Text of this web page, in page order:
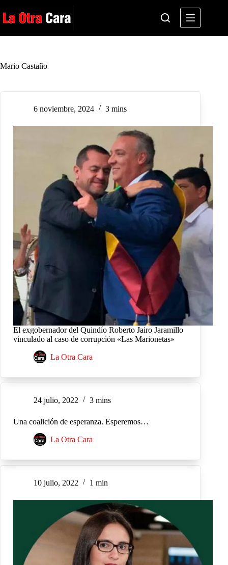
al
contenido
Mario Castaño
6 noviembre, 2024 3 mins
El exgobernador del Quindío Roberto Jairo Jaramillo
vinculado al caso de corrupción «Las Marionetas»
La Otra Cara
24 julio, 2022 3 mins
Una coalición de esperanza. Esperemos…
La Otra Cara
10 julio, 2022 1 min